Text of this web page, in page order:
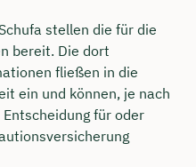
stellen die für die
bereit. Die dort
fließen in die
ein und können, je nach
für oder